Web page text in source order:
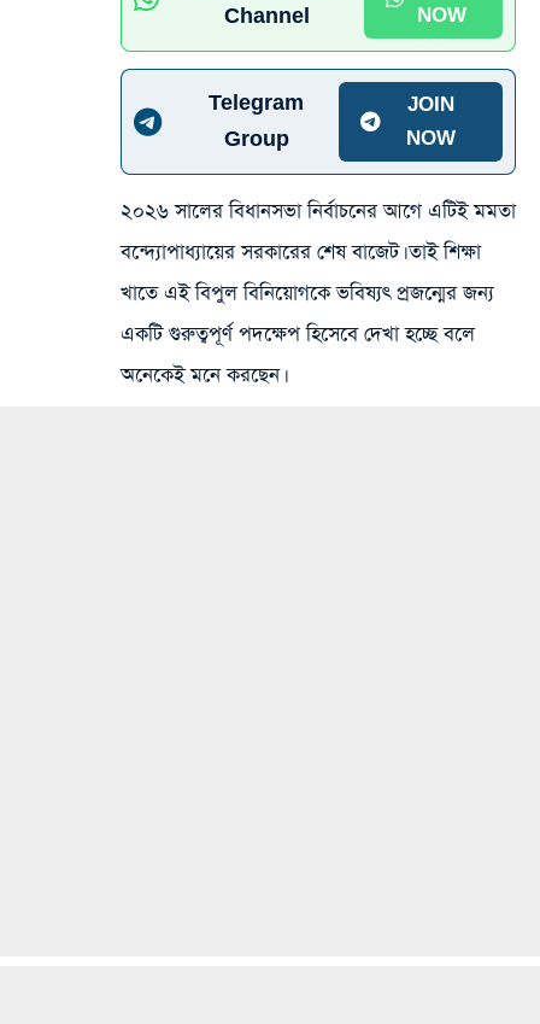
Channel
NOW
Telegram
Group
JOIN
NOW
২০২৬ সালের বিধানসভা নির্বাচনের আগে এটিই মমতা
বন্দ্যোপাধ্যায়ের সরকারের শেষ বাজেট। তাই শিক্ষা
খাতে এই বিপুল বিনিয়োগকে ভবিষ্যৎ প্রজন্মের জন্য
একটি গুরুত্বপূর্ণ পদক্ষেপ হিসেবে দেখা হচ্ছে বলে
অনেকেই মনে করছেন।